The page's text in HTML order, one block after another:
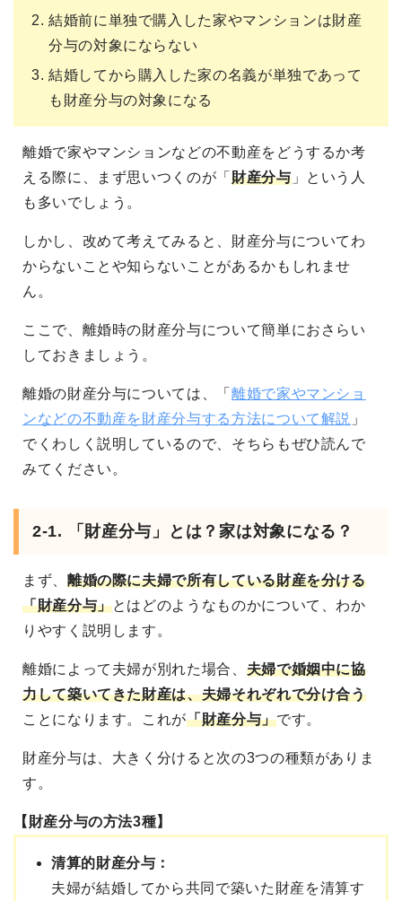
結婚前に単独で購入した家やマンションは財産
分与の対象にならない
結婚してから購入した家の名義が単独であって
も財産分与の対象になる
離婚で家やマンションなどの不動産をどうするか考
える際に、まず思いつくのが「 財産分与」という人
も多いでしょう。
しかし、改めて考えてみると、財産分与についてわ
からないことや知らないことがあるかもしれませ
ん。
ここで、離婚時の財産分与について簡単におさらい
しておきましょう。
離婚の財産分与については、「 離婚で家やマンショ
ンなどの不動産を財産分与する方法について解説 」
でくわしく説明しているので、そちらもぜひ読んで
みてください。
2-1. 「財産分与」とは？家は対象になる？
まず、 離婚の際に夫婦で所有している財産を分ける
「財産分与」とはどのようなものかについて、わか
りやすく説明します。
離婚によって夫婦が別れた場合、 夫婦で婚姻中に協
力して築いてきた財産は、夫婦それぞれで分け合う
ことになります。これが「財産分与」です。
財産分与は、大きく分けると次の3つの種類がありま
す。
【財産分与の方法3種】
清算的財産分与：
夫婦が結婚してから共同で築いた財産を清算す